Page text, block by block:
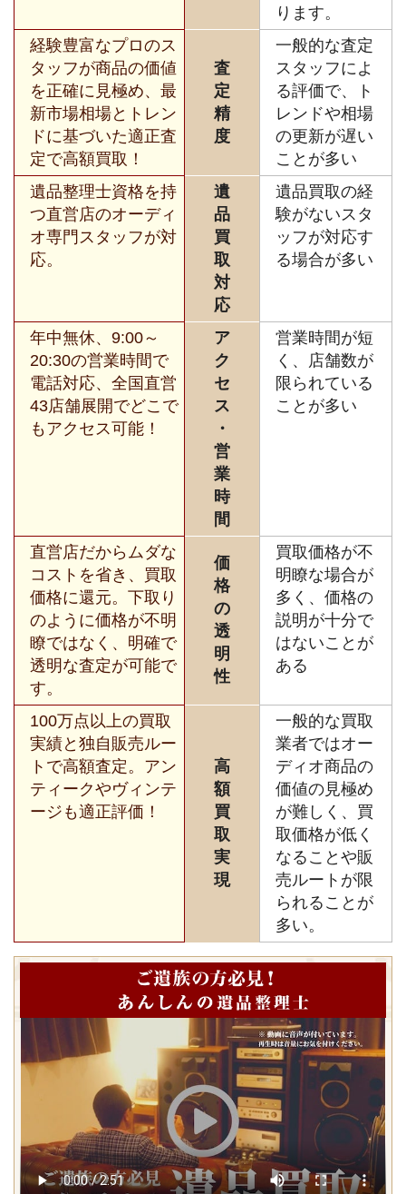
ります。
経験豊富なプロのス
タッフが商品の価値
を正確に見極め、最
新市場相場とトレン
ドに基づいた適正査
定で高額買取！
査
定
精
度
一般的な査定
スタッフによ
る評価で、ト
レンドや相場
の更新が遅い
ことが多い
遺品整理士資格を持
つ直営店のオーディ
オ専門スタッフが対
応。
遺
品
買
取
対
応
遺品買取の経
験がないスタ
ッフが対応す
る場合が多い
年中無休、9:00～
20:30の営業時間で
電話対応、全国直営
43店舗展開でどこで
もアクセス可能！
ア
ク
セ
ス
・
営
業
時
間
営業時間が短
く、店舗数が
限られている
ことが多い
直営店だからムダな
コストを省き、買取
価格に還元。下取り
のように価格が不明
瞭ではなく、明確で
透明な査定が可能で
す。
価
格
の
透
明
性
買取価格が不
明瞭な場合が
多く、価格の
説明が十分で
はないことが
ある
100万点以上の買取
実績と独自販売ルー
トで高額査定。アン
ティークやヴィンテ
ージも適正評価！
高
額
買
取
実
現
一般的な買取
業者ではオー
ディオ商品の
価値の見極め
が難しく、買
取価格が低く
なることや販
売ルートが限
られることが
多い。